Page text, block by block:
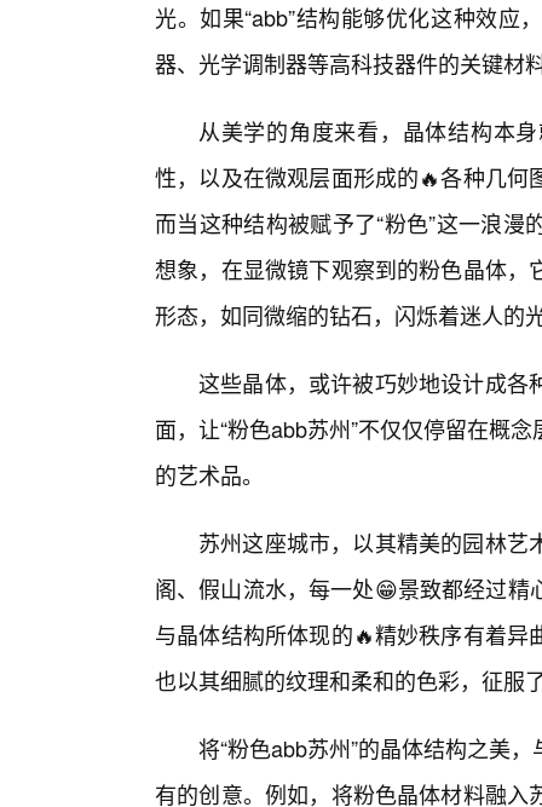
光。如果“abb”结构能够优化这种效应
器、光学调制器等高科技器件的关键材
从美学的角度来看，晶体结构本
性，以及在微观层面形成的🔥各种几
而当这种结构被赋予了“粉色”这一浪
想象，在显微镜下观察到的粉色晶体
形态，如同微缩的钻石，闪烁着迷人的
这些晶体，或许被巧妙地设计成各
面，让“粉色abb苏州”不仅仅停留在概
的艺术品。
苏州这座城市，以其精美的园林
阁、假山流水，每一处😁景致都经过
与晶体结构所体现的🔥精妙秩序有着
也以其细腻的纹理和柔和的色彩，征服
将“粉色abb苏州”的晶体结构之美
有的创意。例如，将粉色晶体材料融